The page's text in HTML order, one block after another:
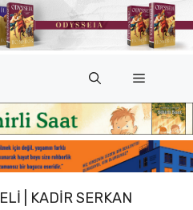
Menü
| KADIR SERKAN